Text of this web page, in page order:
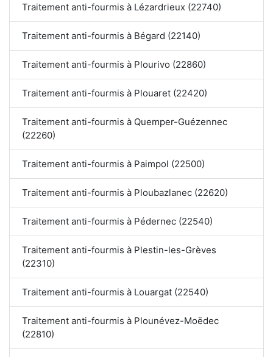
Traitement anti-fourmis à Lézardrieux (22740)
Traitement anti-fourmis à Bégard (22140)
Traitement anti-fourmis à Plourivo (22860)
Traitement anti-fourmis à Plouaret (22420)
Traitement anti-fourmis à Quemper-Guézennec
(22260)
Traitement anti-fourmis à Paimpol (22500)
Traitement anti-fourmis à Ploubazlanec (22620)
Traitement anti-fourmis à Pédernec (22540)
Traitement anti-fourmis à Plestin-les-Grèves
(22310)
Traitement anti-fourmis à Louargat (22540)
Traitement anti-fourmis à Plounévez-Moëdec
(22810)